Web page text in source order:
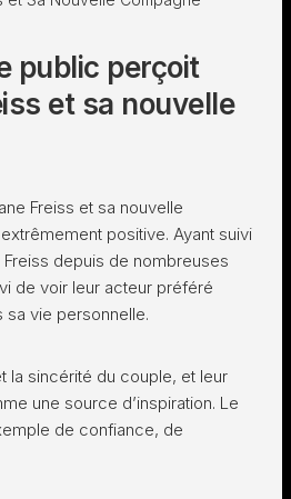
public perçoit
et sa nouvelle
Freiss et sa nouvelle
positive. Ayant suivi
depuis de nombreuses
de voir leur acteur préféré
sa vie personnelle.
la sincérité du couple, et leur
une source d’inspiration. Le
de confiance, de